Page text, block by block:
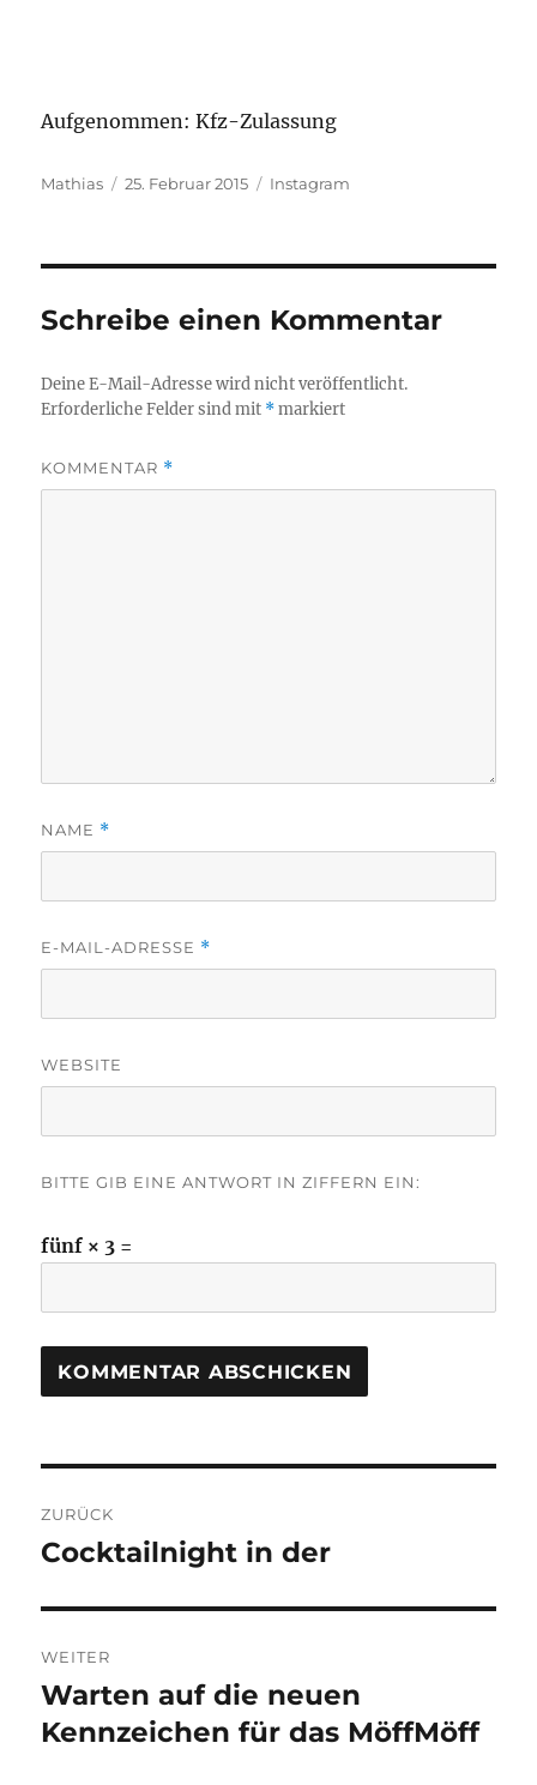
Aufgenommen: Kfz-Zulassung
Autor
Mathias
Veröffentlicht
25. Februar 2015 Kategorien
Instagram
Schreibe einen Kommentar
Deine E-Mail-Adresse wird nicht veröffentlicht.
Erforderliche Felder sind mit *markiert
KOMMENTAR *
NAME *
E-MAIL-ADRESSE *
WEBSITE
BITTE GIB EINE ANTWORT IN ZIFFERN EIN:
fünf × 3 =
ZURÜCK
Vorheriger
Cocktailnight in der
WEITER
Nächster
Beitrag:
Warten auf die neuen
Kennzeichen für das MöffMöff